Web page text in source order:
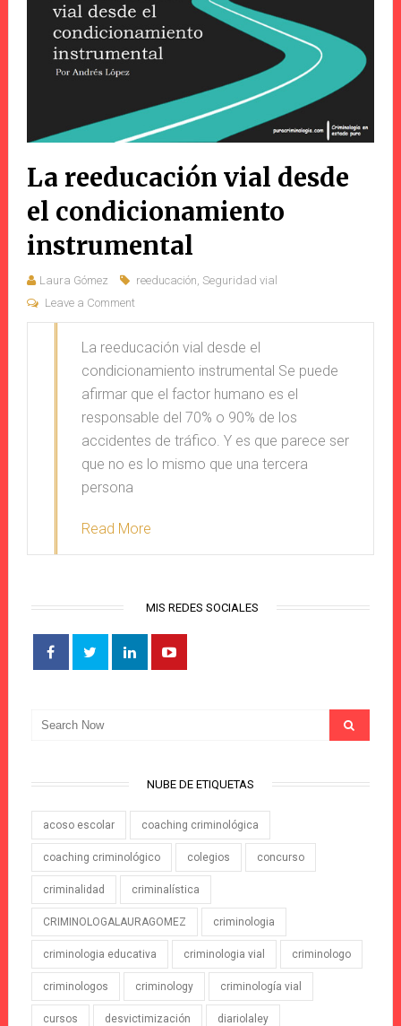
La reeducación vial desde
el condicionamiento
instrumental
Laura Gómez reeducación Seguridad vial
Leave a Comment
La reeducación vial desde el
condicionamiento instrumental Se puede
afirmar que el factor humano es el
responsable del 70% o 90% de los
accidentes de tráfico. Y es que parece ser
que no es lo mismo que una tercera
persona
Read More
MIS REDES SOCIALES
NUBE DE ETIQUETAS
acoso escolar coaching criminológica
coaching criminológico colegios concurso
criminalidad criminalística
CRIMINOLOGALAURAGOMEZ criminologia
criminologia educativa criminologia vial criminologo
criminologos criminology criminología vial
cursos desvictimización diariolaley